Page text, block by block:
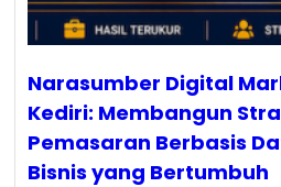
Narasumber Digital
Kediri: Membangun
Pemasaran Berbasis
Bisnis yang Bertumbuh